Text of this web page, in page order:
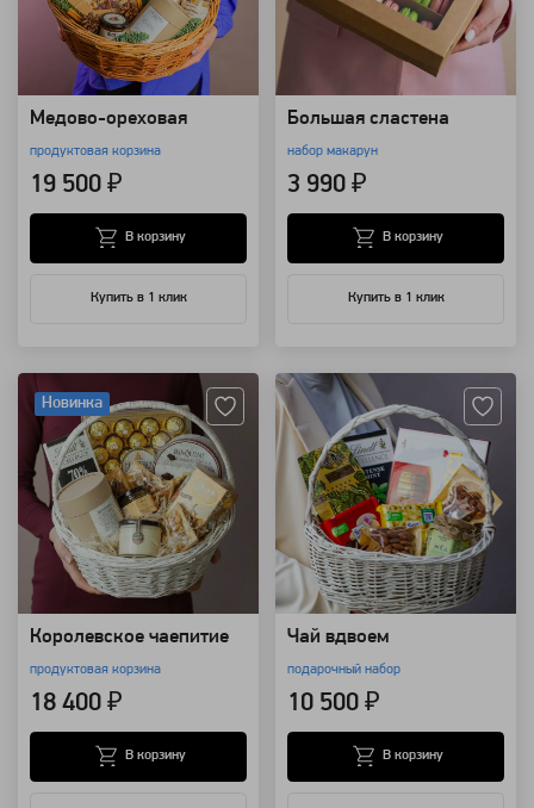
Медово-ореховая
продуктовая корзина
19 500 ₽
Купить в 1 клик
В корзину
Большая сластена
набор макарун
3 990 ₽
Купить в 1 клик
В корзину
Новинка
Королевское чаепитие
продуктовая корзина
18 400 ₽
В корзину
Чай вдвоем
подарочный набор
10 500 ₽
В корзину